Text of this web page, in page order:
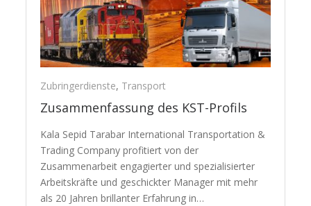
Zubringerdienste, Transport
Zusammenfassung des KST-Profils
Kala Sepid Tarabar International Transportation &
Trading Company profitiert von der
Zusammenarbeit engagierter und spezialisierter
Arbeitskräfte und geschickter Manager mit mehr
als 20 Jahren brillanter Erfahrung in…